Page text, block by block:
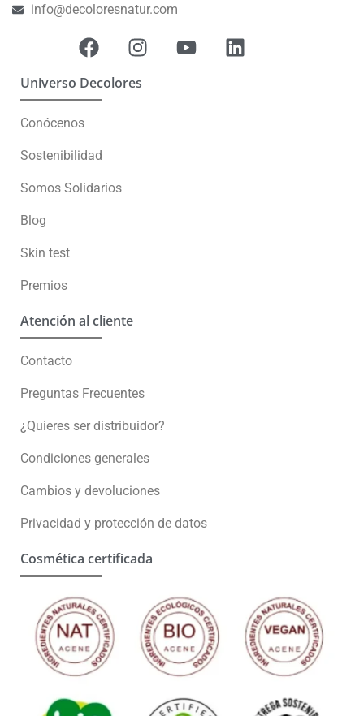
info@decoloresnatur.com
Universo Decolores
Conócenos
Sostenibilidad
Somos Solidarios
Blog
Skin test
Premios
Atención al cliente
Contacto
Preguntas Frecuentes
¿Quieres ser distribuidor?
Condiciones generales
Cambios y devoluciones
Privacidad y protección de datos
Cosmética certificada